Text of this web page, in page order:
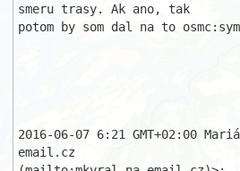
smeru trasy. Ak ano, tak
potom by som dal na to
2016-06-07 6:21 GMT+02:00
email.cz